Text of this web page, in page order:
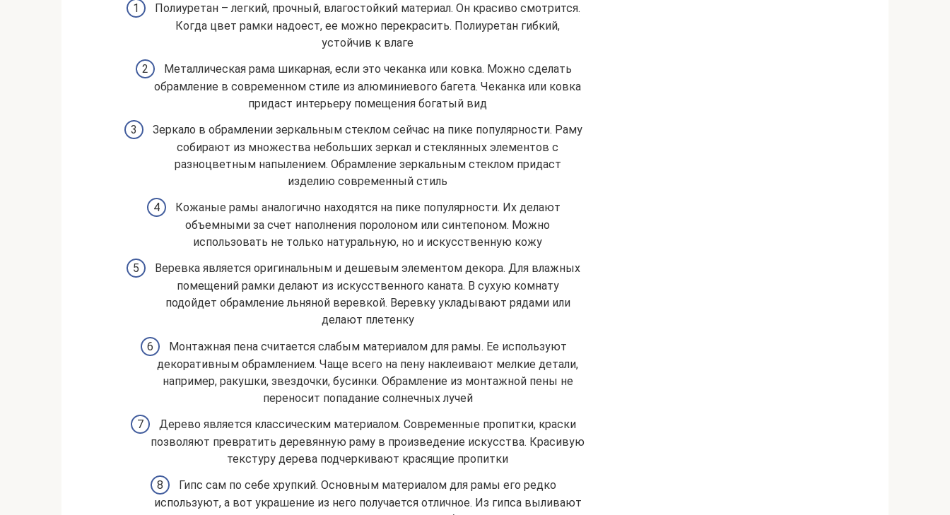
Полиуретан – легкий, прочный, влагостойкий материал. Он красиво смотрится.
Когда цвет рамки надоест, ее можно перекрасить. Полиуретан гибкий,
устойчив к влаге
Металлическая рама шикарная, если это чеканка или ковка. Можно сделать
обрамление в современном стиле из алюминиевого багета. Чеканка или ковка
придаст интерьеру помещения богатый вид
Зеркало в обрамлении зеркальным стеклом сейчас на пике популярности. Раму
собирают из множества небольших зеркал и стеклянных элементов с
разноцветным напылением. Обрамление зеркальным стеклом придаст
изделию современный стиль
Кожаные рамы аналогично находятся на пике популярности. Их делают
объемными за счет наполнения поролоном или синтепоном. Можно
использовать не только натуральную, но и искусственную кожу
Веревка является оригинальным и дешевым элементом декора. Для влажных
помещений рамки делают из искусственного каната. В сухую комнату
подойдет обрамление льняной веревкой. Веревку укладывают рядами или
делают плетенку
Монтажная пена считается слабым материалом для рамы. Ее используют
декоративным обрамлением. Чаще всего на пену наклеивают мелкие детали,
например, ракушки, звездочки, бусинки. Обрамление из монтажной пены не
переносит попадание солнечных лучей
Дерево является классическим материалом. Современные пропитки, краски
позволяют превратить деревянную раму в произведение искусства. Красивую
текстуру дерева подчеркивают красящие пропитки
Гипс сам по себе хрупкий. Основным материалом для рамы его редко
используют, а вот украшение из него получается отличное. Из гипса выливают